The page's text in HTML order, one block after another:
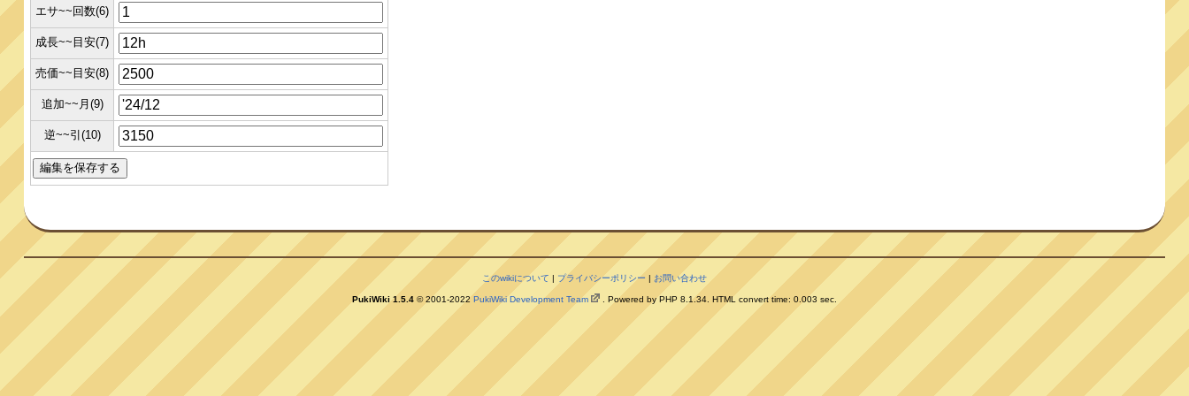
エサ~~回数(6)
成長~~目安(7)
売価~~目安(8)
追加~~月(9)
逆~~引(10)
このwikiについて | プライバシーポリシー | お問い合わせ
PukiWiki 1.5.4 © 2001-2022 PukiWiki Development Team . Powered by PHP 8.1.34. HTML convert time: 0.003 sec.